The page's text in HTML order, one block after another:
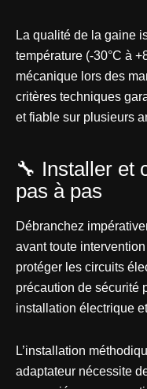
La qualité de la gaine
température (-30°C à
mécanique lors des
critères techniques
et fiable sur plusieurs
🔧 Installer et
pas à pas
Débranchez
avant toute
protéger les circuits
précaution de sécurité
installation électrique
L’installation
adaptateur nécessite